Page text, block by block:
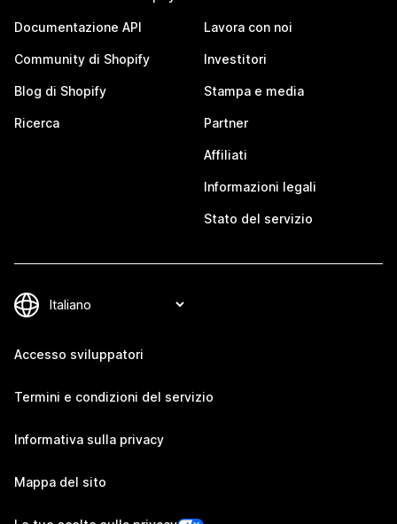
Documentazione API
Community di Shopify
Blog di Shopify
Ricerca
Lavora con noi
Investitori
Stampa e media
Partner
Affiliati
Informazioni legali
Stato del servizio
Accesso sviluppatori
Termini e condizioni del servizio
Informativa sulla privacy
Mappa del sito